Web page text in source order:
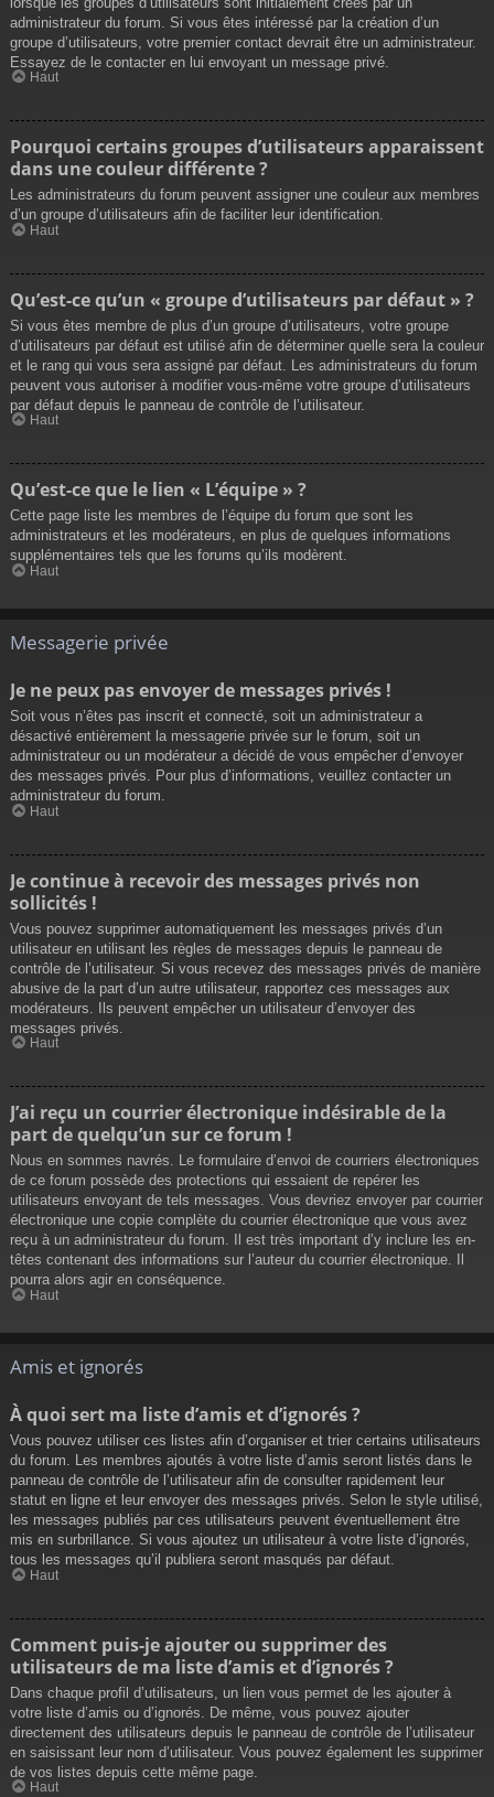
administrateur du forum. Si vous êtes intéressé par la création d’un
groupe d’utilisateurs, votre premier contact devrait être un administrateur.
Essayez de le contacter en lui envoyant un message privé.
Haut
Pourquoi certains groupes d’utilisateurs apparaissent
dans une couleur différente ?
Les administrateurs du forum peuvent assigner une couleur aux membres
d’un groupe d’utilisateurs afin de faciliter leur identification.
Haut
Qu’est-ce qu’un « groupe d’utilisateurs par défaut » ?
Si vous êtes membre de plus d’un groupe d’utilisateurs, votre groupe
d’utilisateurs par défaut est utilisé afin de déterminer quelle sera la couleur
et le rang qui vous sera assigné par défaut. Les administrateurs du forum
peuvent vous autoriser à modifier vous-même votre groupe d’utilisateurs
par défaut depuis le panneau de contrôle de l’utilisateur.
Haut
Qu’est-ce que le lien « L’équipe » ?
Cette page liste les membres de l’équipe du forum que sont les
administrateurs et les modérateurs, en plus de quelques informations
supplémentaires tels que les forums qu’ils modèrent.
Haut
Messagerie privée
Je ne peux pas envoyer de messages privés !
Soit vous n’êtes pas inscrit et connecté, soit un administrateur a
désactivé entièrement la messagerie privée sur le forum, soit un
administrateur ou un modérateur a décidé de vous empêcher d’envoyer
des messages privés. Pour plus d’informations, veuillez contacter un
administrateur du forum.
Haut
Je continue à recevoir des messages privés non
sollicités !
Vous pouvez supprimer automatiquement les messages privés d’un
utilisateur en utilisant les règles de messages depuis le panneau de
contrôle de l’utilisateur. Si vous recevez des messages privés de manière
abusive de la part d’un autre utilisateur, rapportez ces messages aux
modérateurs. Ils peuvent empêcher un utilisateur d’envoyer des
messages privés.
Haut
J’ai reçu un courrier électronique indésirable de la
part de quelqu’un sur ce forum !
Nous en sommes navrés. Le formulaire d’envoi de courriers électroniques
de ce forum possède des protections qui essaient de repérer les
utilisateurs envoyant de tels messages. Vous devriez envoyer par courrier
électronique une copie complète du courrier électronique que vous avez
reçu à un administrateur du forum. Il est très important d’y inclure les en-
têtes contenant des informations sur l’auteur du courrier électronique. Il
pourra alors agir en conséquence.
Haut
Amis et ignorés
À quoi sert ma liste d’amis et d’ignorés ?
Vous pouvez utiliser ces listes afin d’organiser et trier certains utilisateurs
du forum. Les membres ajoutés à votre liste d’amis seront listés dans le
panneau de contrôle de l’utilisateur afin de consulter rapidement leur
statut en ligne et leur envoyer des messages privés. Selon le style utilisé,
les messages publiés par ces utilisateurs peuvent éventuellement être
mis en surbrillance. Si vous ajoutez un utilisateur à votre liste d’ignorés,
tous les messages qu’il publiera seront masqués par défaut.
Haut
Comment puis-je ajouter ou supprimer des
utilisateurs de ma liste d’amis et d’ignorés ?
Dans chaque profil d’utilisateurs, un lien vous permet de les ajouter à
votre liste d’amis ou d’ignorés. De même, vous pouvez ajouter
directement des utilisateurs depuis le panneau de contrôle de l’utilisateur
en saisissant leur nom d’utilisateur. Vous pouvez également les supprimer
de vos listes depuis cette même page.
Haut